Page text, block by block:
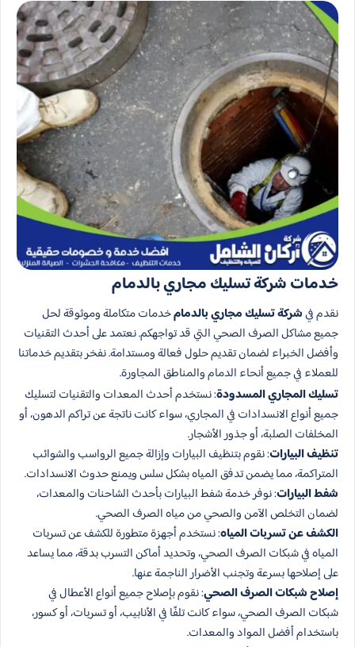
خدمات شركة تسليك مجاري بالدمام
نقدم فيشركة تسليك مجاري بالدمامخدمات متكاملة وموثوقة لحل
جميع مشاكل الصرف الصحي التي قد تواجهكم. نعتمد على أحدث التقنيات
وأفضل الخبراء لضمان تقديم حلول فعالة ومستدامة. نفخر بتقديم خدماتنا
للعملاء في جميع أنحاء الدمام والمناطق المجاورة.
تسليك المجاري المسدودة: نستخدم أحدث المعدات والتقنيات لتسليك
جميع أنواع الانسدادات في المجاري، سواء كانت ناتجة عن تراكم الدهون، أو
المخلفات الصلبة، أو جذور الأشجار.
تنظيف البيارات: نقوم بتنظيف البيارات وإزالة جميع الرواسب والشوائب
المتراكمة، مما يضمن تدفق المياه بشكل سلس ويمنع حدوث الانسدادات.
شفط البيارات: نوفر خدمة شفط البيارات بأحدث الشاحنات والمعدات،
لضمان التخلص الآمن والصحي من مياه الصرف الصحي.
الكشف عن تسربات المياه: نستخدم أجهزة متطورة للكشف عن تسربات
المياه في شبكات الصرف الصحي، وتحديد أماكن التسرب بدقة، مما يساعد
على إصلاحها بسرعة وتجنب الأضرار الناجمة عنها.
إصلاح شبكات الصرف الصحي: نقوم بإصلاح جميع أنواع الأعطال في
شبكات الصرف الصحي، سواء كانت تلفًا في الأنابيب، أو تسربات، أو كسور،
باستخدام أفضل المواد والمعدات.